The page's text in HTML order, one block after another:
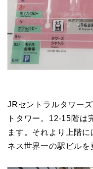
JRセントラルタワー
トタワー。12-15階は
ます。それより上階
ネス世界一の駅ビルを